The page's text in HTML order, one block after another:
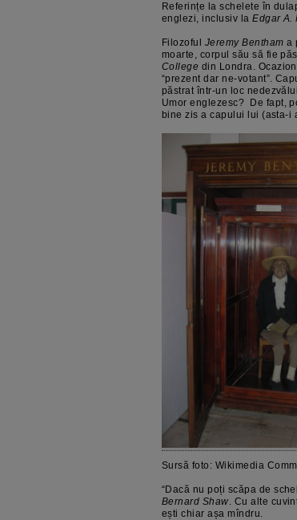
Referințe la schelete în
englezi, inclusiv la Edgar A.
Filozoful Jeremy Bentham a
moarte, corpul său să fie
College din Londra.
“prezent dar ne-votant”.
păstrat într-un loc
Umor englezesc? De fapt,
bine zis a capului lui (asta-i
Sursă foto: Wikimedia
“Dacă nu poți scăpa de
Bernard Shaw. Cu alte
ești chiar așa mîndru.